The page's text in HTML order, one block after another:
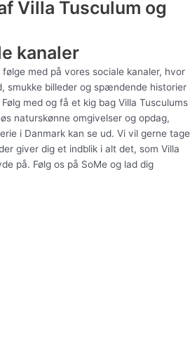
Villa Tusculum og
kanaler
med på vores sociale kanaler, hvor
smukke billeder og spændende historier
med og få et kig bag Villa Tusculums
naturskønne omgivelser og opdag,
i Danmark kan se ud. Vi vil gerne tage
giver dig et indblik i alt det, som Villa
på. Følg os på SoMe og lad dig